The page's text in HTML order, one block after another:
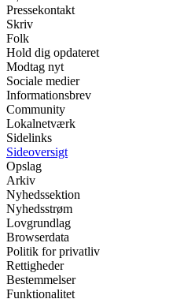
Pressekontakt
Skriv
Folk
Hold dig opdateret
Modtag nyt
Sociale medier
Informationsbrev
Community
Lokalnetværk
Sidelinks
Sideoversigt
Opslag
Arkiv
Nyhedssektion
Nyhedsstrøm
Lovgrundlag
Browserdata
Politik for privatliv
Rettigheder
Bestemmelser
Funktionalitet